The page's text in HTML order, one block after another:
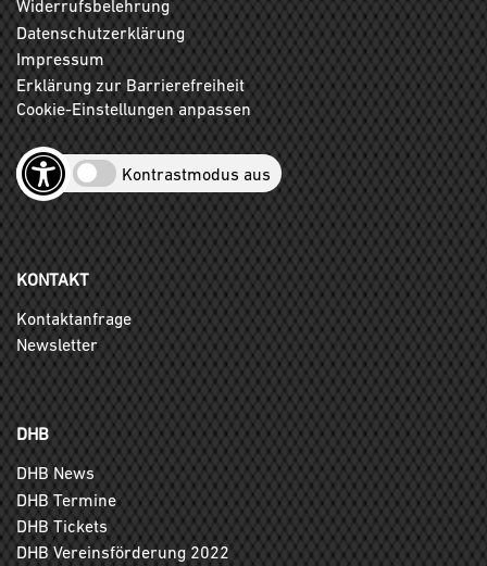
Widerrufsbelehrung
Datenschutzerklärung
Impressum
Erklärung zur Barrierefreiheit
Cookie-Einstellungen anpassen
Kontrastmodus aus
KONTAKT
Kontaktanfrage
Newsletter
DHB
DHB News
DHB Termine
DHB Tickets
DHB Vereinsförderung 2022